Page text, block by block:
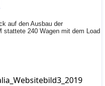
auf den Ausbau der
240 Wagen mit dem Load